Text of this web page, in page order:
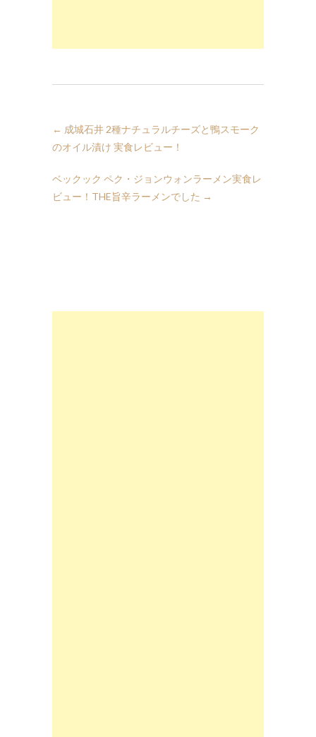
← 成城石井 2種ナチュラルチーズと鴨スモーク
のオイル漬け 実食レビュー！
ベックック ペク・ジョンウォンラーメン実食レ
ビュー！THE旨辛ラーメンでした →